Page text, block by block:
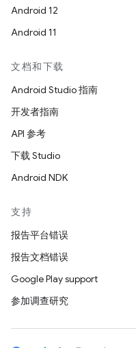
Android 12
Android 11
文档和下载
Android Studio 指南
开发者指南
API 参考
下载 Studio
Android NDK
支持
报告平台错误
报告文档错误
Google Play support
参加调查研究